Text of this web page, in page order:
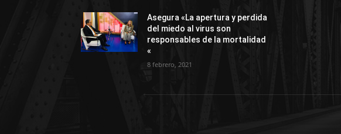
Asegura «La apertura y perdida
del miedo al virus son
responsables de la mortalidad
«
8 febrero, 2021